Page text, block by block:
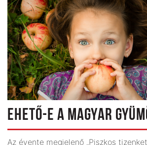
EHETŐ-E A MAGYAR
Az évente megjelenő „Piszkos